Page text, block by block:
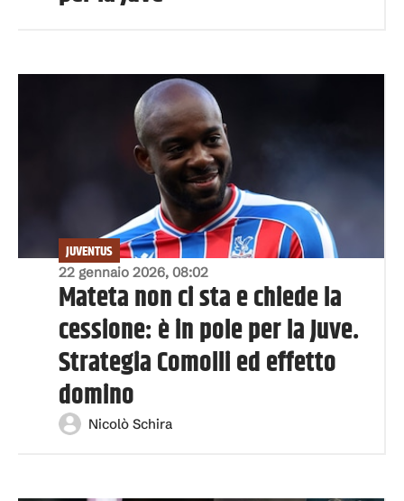
22 gennaio 2026, 08:02
JUVENTUS
Mateta non ci sta e chiede la
cessione: è in pole per la Juve.
Strategia Comolli ed effetto
domino
Nicolò Schira